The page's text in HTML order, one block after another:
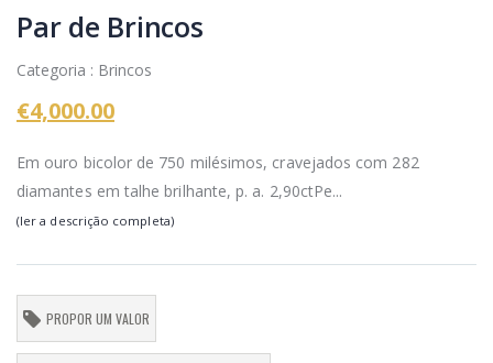
Par de Brincos
Categoria : Brincos
€4,000.00
Em ouro bicolor de 750 milésimos, cravejados com 282
diamantes em talhe brilhante, p. a. 2,90ctPe...
(ler a descrição completa)
PROPOR UM VALOR